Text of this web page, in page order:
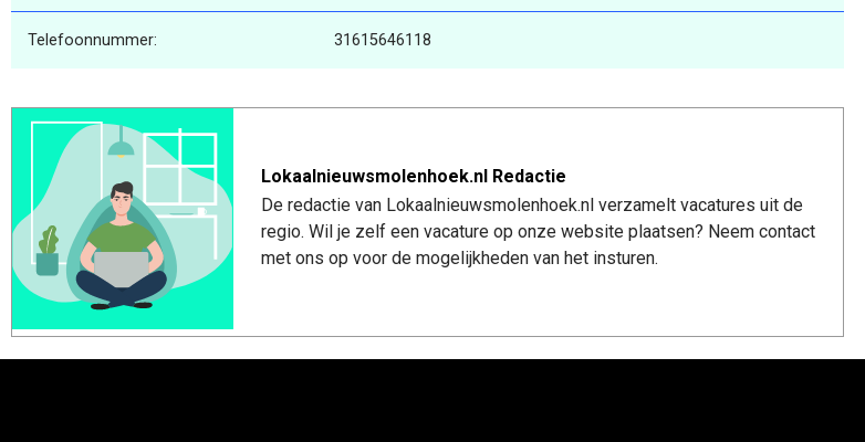
Telefoonnummer: 31615646118
Lokaalnieuwsmolenhoek.nl Redactie
De redactie van Lokaalnieuwsmolenhoek.nl verzamelt vacatures uit de
regio. Wil je zelf een vacature op onze website plaatsen? Neem contact
met ons op voor de mogelijkheden van het insturen.